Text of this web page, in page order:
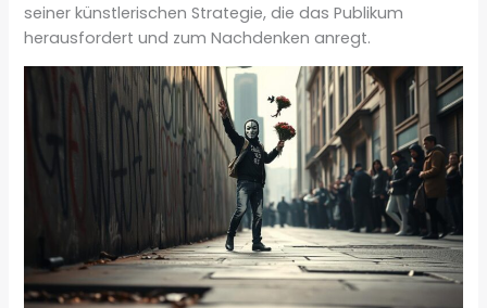
seiner künstlerischen Strategie, die das Publikum
herausfordert und zum Nachdenken anregt.